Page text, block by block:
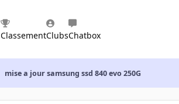
ClassementClubsChatbox
mise a jour samsung ssd 840 evo 250G